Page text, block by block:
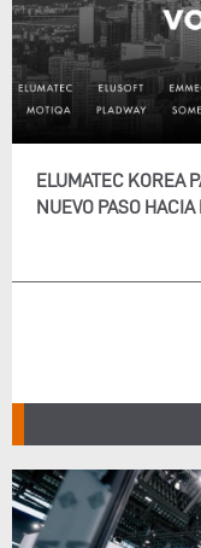
ELUMATEC KOREA
NUEVO PASO